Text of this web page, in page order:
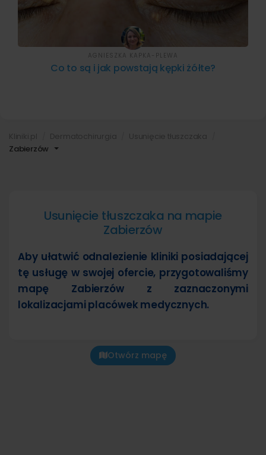
Zabierzów
Co to są i jak powstają kępki żółte?
AGNIESZKA KAPKA-PLEWA
Usunięcie tłuszczaka na mapie
Zabierzów
Aby ułatwić odnalezienie kliniki posiadającej
tę usługę w swojej ofercie, przygotowaliśmy
mapę Zabierzów z zaznaczonymi
lokalizacjami placówek medycznych.
Otwórz mapę